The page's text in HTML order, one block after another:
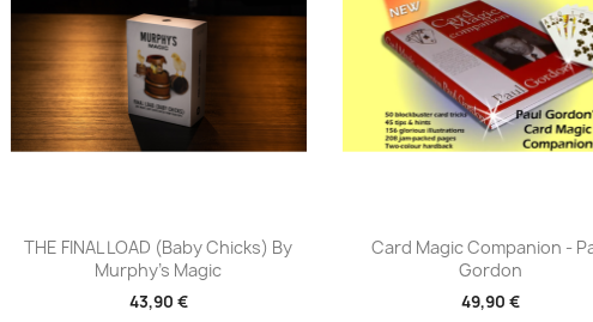
 Aperçu rapide
THE FINAL LOAD (Baby Chicks) By
Murphy's Magic
43,90 €
Aperçu rapide
Card Magic Companion -
Gordon
49,90 €